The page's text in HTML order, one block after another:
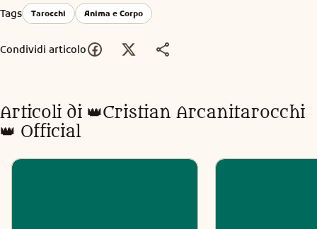
Tags Tarocchi Anima e Corpo
Condividi articolo
Articoli di 👑Cristian Arcanitarocchi
👑 Official